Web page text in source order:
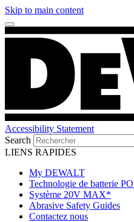
Skip to main content
Accessibility Statement
Search
LIENS RAPIDES
My DEWALT
Technologie de batterie
Système 20V MAX*
Abrasive Safety Guides
Contactez nous